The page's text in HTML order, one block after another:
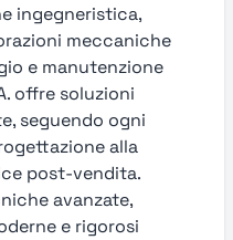
ingegneristica,
meccaniche
e manutenzione
offre soluzioni
seguendo ogni
alla
post-vendita.
avanzate,
e rigorosi